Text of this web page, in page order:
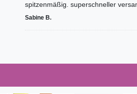
spitzenmäßig. superschneller
Sabine B.